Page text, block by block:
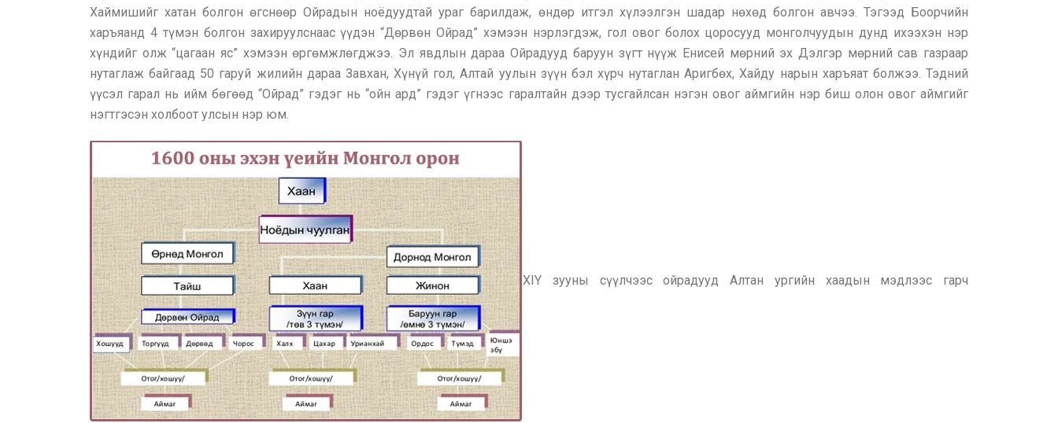
Хаймишийг хатан болгон өгснөөр Ойрадын ноёдуудтай ураг барилдаж, өндөр итгэл хүлээлгэн шадар нөхөд болгон авчээ. Тэгээд Боорчийн
харъяанд 4 түмэн болгон захируулснаас үүдэн “Дөрвөн Ойрад” хэмээн нэрлэгдэж, гол овог болох цоросууд монголчуудын дунд ихээхэн нэр
хүндийг олж “цагаан яс” хэмээн өргөмжлөгджээ. Эл явдлын дараа Ойрадууд баруун зүгт нүүж Енисей мөрний эх Дэлгэр мөрний сав газраар
нутаглаж байгаад 50 гаруй жилийн дараа Завхан, Хүнүй гол, Алтай уулын зүүн бэл хүрч нутаглан Аригбөх, Хайду нарын харъяат болжээ. Тэдний
үүсэл гарал нь ийм бөгөөд “Ойрад” гэдэг нь “ойн ард” гэдэг үгнээс гаралтайн дээр тусгайлсан нэгэн овог аймгийн нэр биш олон овог аймгийг
нэгтгэсэн холбоот улсын нэр юм.
XIY зууны сүүлчээс ойрадууд Алтан ургийн хаадын мэдлээс гарч